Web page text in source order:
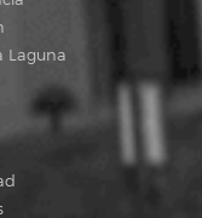
Laguna